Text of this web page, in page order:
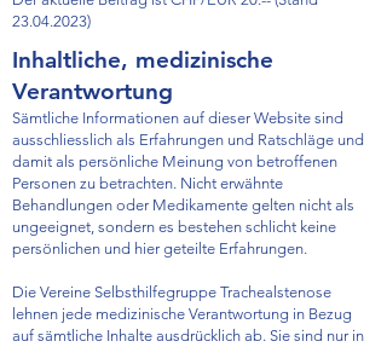
23.04.2023)
Inhaltliche, medizinische
Verantwortung
Sämtliche Informationen auf dieser Website sind
ausschliesslich als Erfahrungen und Ratschläge und
damit als persönliche Meinung von betroffenen
Personen zu betrachten. Nicht erwähnte
Behandlungen oder Medikamente gelten nicht als
ungeeignet, sondern es bestehen schlicht keine
persönlichen und hier geteilte Erfahrungen.
Die Vereine Selbsthilfegruppe Trachealstenose
lehnen jede medizinische Verantwortung in Bezug
auf sämtliche Inhalte ausdrücklich ab. Sie sind nur in